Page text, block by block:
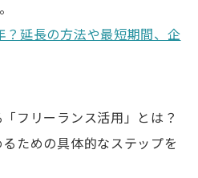
？延長の方法や最短期間、企
フリーランス活用」とは？
ための具体的なステップを